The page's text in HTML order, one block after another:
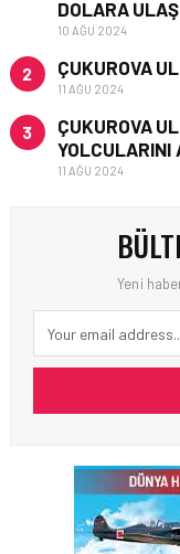
DOLARA
10 AĞU 2024
2 ÇUKUROVA
11 AĞU 2024
3
ÇUKUROVA
YOLCULARINI
11 AĞU 2024
Yeni